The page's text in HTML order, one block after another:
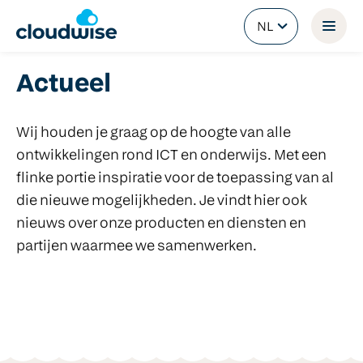
NL
Actueel
Wij houden je graag op de hoogte van alle
ontwikkelingen rond ICT en onderwijs. Met een
flinke portie inspiratie voor de toepassing van al
die nieuwe mogelijkheden. Je vindt hier ook
nieuws over onze producten en diensten en
partijen waarmee we samenwerken.